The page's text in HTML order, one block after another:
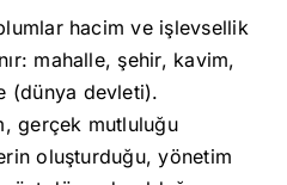
hacim ve işlevsellik
mahalle, şehir, kavim,
(dünya devleti).
gerçek mutluluğu
oluşturduğu, yönetim